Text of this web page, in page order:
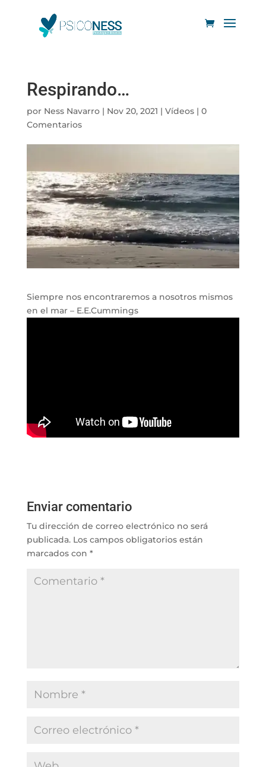
Respirando…
por Ness Navarro| Nov 20, 2021 | Vídeos| 0
Comentarios
Siempre nos encontraremos a nosotros mismos
en el mar – E.E.Cummings
Enviar comentario
Tu dirección de correo electrónico no será
publicada. Los campos obligatorios están
marcados con *